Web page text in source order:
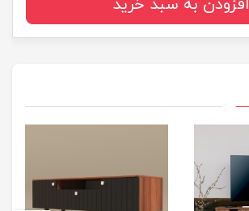
افزودن به سبد خرید